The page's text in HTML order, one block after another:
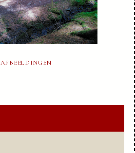
AFBEELDINGEN